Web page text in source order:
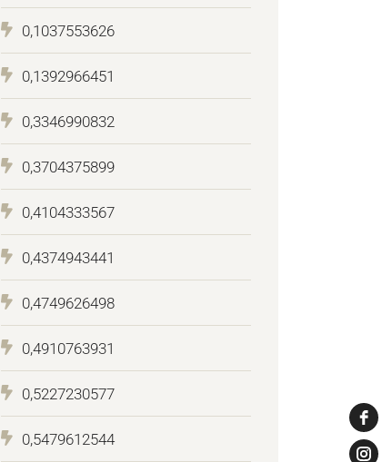
0,1037553626
0,1392966451
0,3346990832
0,3704375899
0,4104333567
0,4374943441
0,4749626498
0,4910763931
0,5227230577
0,5479612544